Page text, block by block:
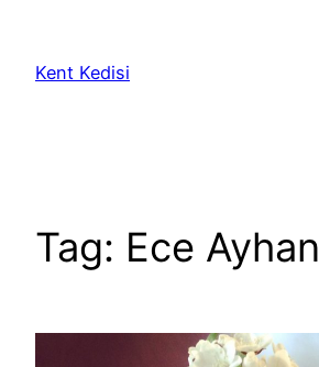
content
Kent Kedisi
Tag: Ece Ayhan